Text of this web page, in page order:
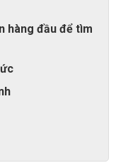
hàng đầu để tìm